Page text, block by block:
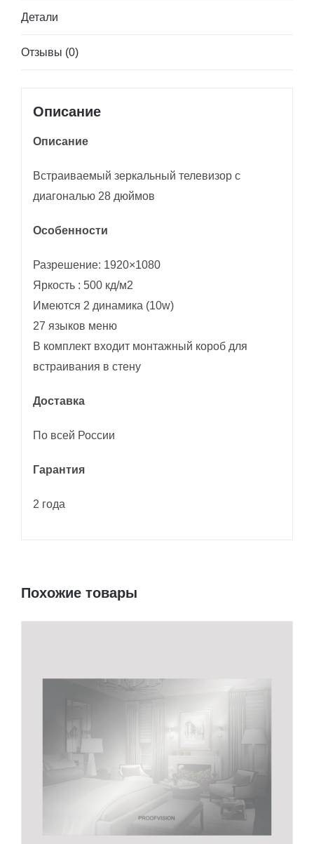
Детали
Отзывы (0)
Описание
Описание
Встраиваемый зеркальный телевизор с
диагональю 28 дюймов
Особенности
Разрешение: 1920×1080
Яркость : 500 кд/м2
Имеются 2 динамика (10w)
27 языков меню
В комплект входит монтажный короб для
встраивания в стену
Доставка
По всей России
Гарантия
2 года
Похожие товары